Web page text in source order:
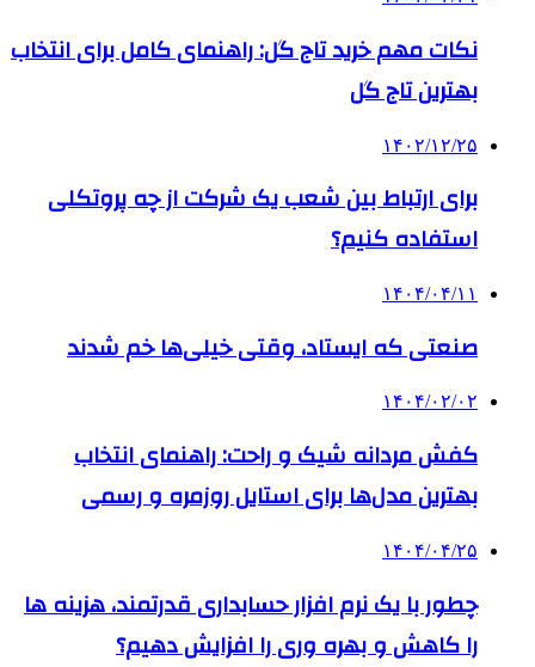
نکات مهم خرید تاج گل: راهنمای کامل برای انتخاب
بهترین تاج گل
۱۴۰۲/۱۲/۲۵
برای ارتباط بین شعب یک شرکت از چه پروتکلی
استفاده کنیم؟
۱۴۰۴/۰۴/۱۱
صنعتی که ایستاد، وقتی خیلی‌ها خم شدند
۱۴۰۴/۰۲/۰۲
کفش مردانه شیک و راحت: راهنمای انتخاب
بهترین مدل‌ها برای استایل روزمره و رسمی
۱۴۰۴/۰۴/۲۵
چطور با یک نرم افزار حسابداری قدرتمند، هزینه ها
را کاهش و بهره وری را افزایش دهیم؟